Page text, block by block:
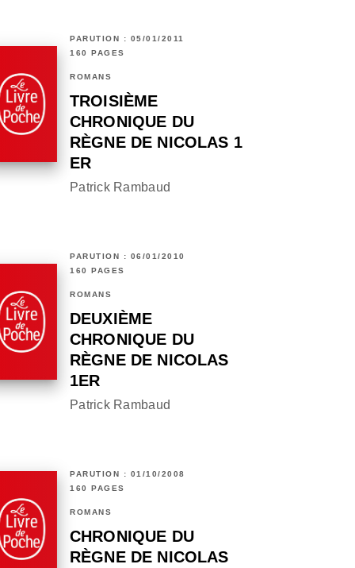
PARUTION : 05/01/2011
160 PAGES
ROMANS
TROISIÈME
CHRONIQUE DU
RÈGNE DE NICOLAS 1
ER
Patrick Rambaud
PARUTION : 06/01/2010
160 PAGES
ROMANS
DEUXIÈME
CHRONIQUE DU
RÈGNE DE NICOLAS
1ER
Patrick Rambaud
PARUTION : 01/10/2008
160 PAGES
ROMANS
CHRONIQUE DU
RÈGNE DE NICOLAS